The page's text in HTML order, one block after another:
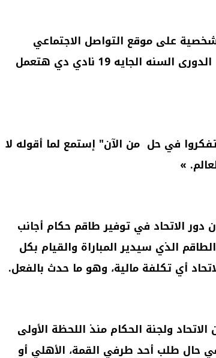
على موقع التواصل الاجتماعي
الدورى السنه الجايه 19 نادي دي هتعمل
في حل من الآن" إستمع لما أقوله لا
»
الاتحاد في توفير طاقم حكام أجانب
الذي سيدير ​​المباراة والقيام بكل
أي تكلفة مالية، وهو ما حدث بالفعل.
ولجنة الحكام منذ اللحظة الأولى
حال طلب أحد طرفي القمة، الأهلي أو